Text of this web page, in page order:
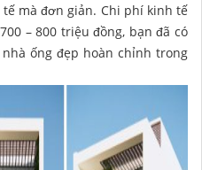
mà đơn giản. Chi phí kinh tế
– 800 triệu đồng, bạn đã có
ống đẹp hoàn chỉnh trong